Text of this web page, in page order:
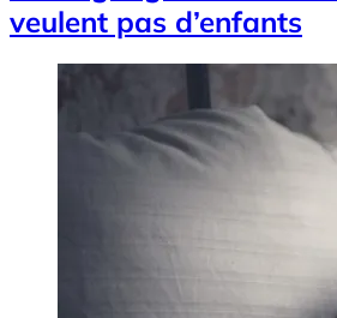
veulent pas d’enfants
Image